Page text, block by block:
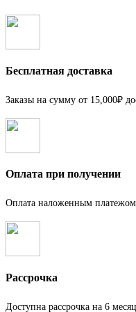
Бесплатная доставка
Заказы на сумму от 15,000₽
Оплата при получении
Оплата наложенным
Рассрочка
Доступна рассрочка на 6